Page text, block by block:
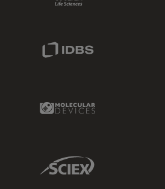
Molecular Devices Link
Sciex Link